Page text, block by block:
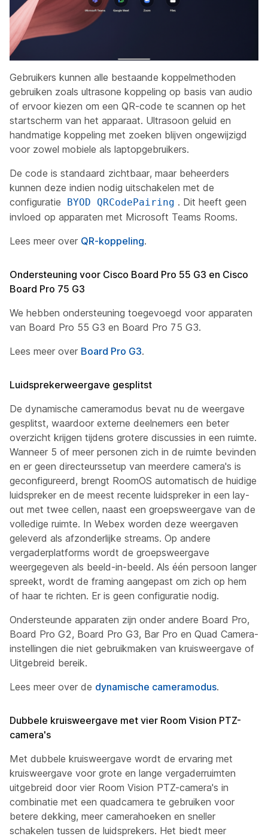
Gebruikers kunnen alle bestaande koppelmethoden
gebruiken zoals ultrasone koppeling op basis van audio
of ervoor kiezen om een QR-code te scannen op het
startscherm van het apparaat. Ultrasoon geluid en
handmatige koppeling met zoeken blijven ongewijzigd
voor zowel mobiele als laptopgebruikers.
De code is standaard zichtbaar, maar beheerders
kunnen deze indien nodig uitschakelen met de
configuratie
BYOD QRCodePairing . Dit heeft geen
invloed op apparaten met Microsoft Teams Rooms.
Lees meer over QR-koppeling.
Ondersteuning voor Cisco Board Pro 55 G3 en Cisco
Board Pro 75 G3
We hebben ondersteuning toegevoegd voor apparaten
van Board Pro 55 G3 en Board Pro 75 G3.
Lees meer over Board Pro G3.
Luidsprekerweergave gesplitst
De dynamische cameramodus bevat nu de weergave
gesplitst, waardoor externe deelnemers een beter
overzicht krijgen tijdens grotere discussies in een ruimte.
Wanneer 5 of meer personen zich in de ruimte bevinden
en er geen directeurssetup van meerdere camera's is
geconfigureerd, brengt RoomOS automatisch de huidige
luidspreker en de meest recente luidspreker in een lay-
out met twee cellen, naast een groepsweergave van de
volledige ruimte. In Webex worden deze weergaven
geleverd als afzonderlijke streams. Op andere
vergaderplatforms wordt de groepsweergave
weergegeven als beeld-in-beeld. Als één persoon langer
spreekt, wordt de framing aangepast om zich op hem
of haar te richten. Er is geen configuratie nodig.
Ondersteunde apparaten zijn onder andere Board Pro,
Board Pro G2, Board Pro G3, Bar Pro en Quad Camera-
instellingen die niet gebruikmaken van kruisweergave of
Uitgebreid bereik.
Lees meer over de dynamische cameramodus.
Dubbele kruisweergave met vier Room Vision PTZ-
camera's
Met dubbele kruisweergave wordt de ervaring met
kruisweergave voor grote en lange vergaderruimten
uitgebreid door vier Room Vision PTZ-camera's in
combinatie met een quadcamera te gebruiken voor
betere dekking, meer camerahoeken en sneller
schakelen tussen de luidsprekers. Het biedt meer